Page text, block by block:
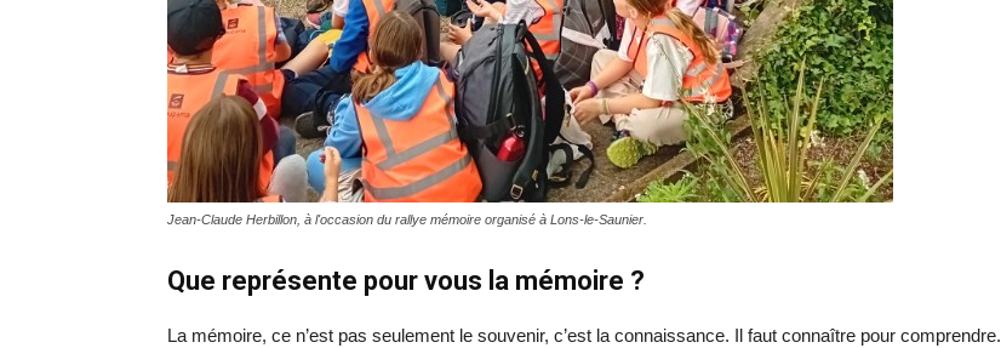
Jean-Claude Herbillon, à l'occasion du rallye mémoire organisé à Lons-le-Saunier.
Que représente pour vous la mémoire ?
La mémoire, ce n’est pas seulement le souvenir, c’est la connaissance. Il faut connaître pour comprendre.